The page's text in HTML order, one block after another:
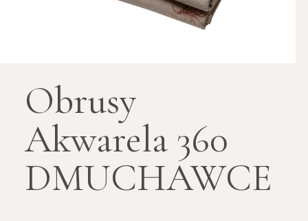
Obrusy
Akwarela 360
DMUCHAWCE